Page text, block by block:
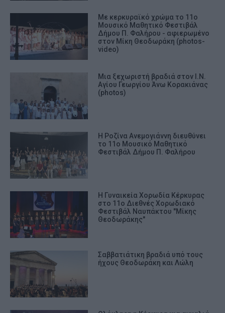
Με κερκυραϊκό χρώμα το 11ο
Μουσικό Μαθητικό Φεστιβάλ
Δήμου Π. Φαλήρου - αφιερωμένο
στον Μίκη Θεοδωράκη (photos-
video)
Μια ξεχωριστή βραδιά στον Ι.Ν.
Αγίου Γεωργίου Άνω Κορακιάνας
(photos)
Η Ροζίνα Ανεμογιάννη διευθύνει
το 11ο Μουσικό Μαθητικό
Φεστιβάλ Δήμου Π. Φαλήρου
Η Γυναικεία Χορωδία Κέρκυρας
στο 11ο Διεθνές Χορωδιακό
Φεστιβάλ Ναυπάκτου "Μίκης
Θεοδωράκης"
Σαββατιάτικη βραδιά υπό τους
ήχους Θεοδωράκη και Λώλη